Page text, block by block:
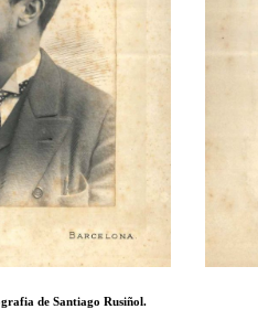
de Santiago Rusiñol.